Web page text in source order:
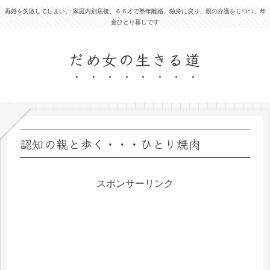
再婚を失敗してしまい、 家庭内別居後、６６才で塾年離婚、独身に戻り、親の介護をしつつ、年
金ひとり暮しです
だめ女の生きる道
認知の親と歩く・・・ひとり焼肉
スポンサーリンク